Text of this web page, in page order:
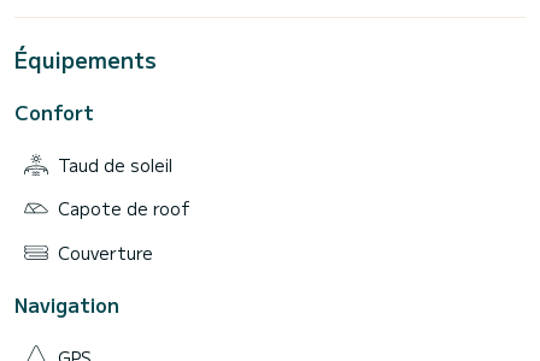
Équipements
Confort
Taud de soleil
Capote de roof
Couverture
Navigation